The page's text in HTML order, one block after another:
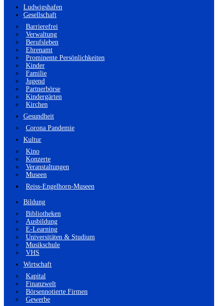
Ludwigshafen
Gesellschaft
Barrierefrei
Verwaltung
Berufsleben
Ehrenamt
Prominente Persönlichkeiten
Kinder
Familie
Jugend
Partnerbörse
Kindergärten
Kirchen
Gesundheit
Corona Pandemie
Kultur
Kino
Konzerte
Veranstaltungen
Museen
Reiss-Engelhorn-Museen
Bildung
Bibliotheken
Ausbildung
E-Learning
Universitäten & Studium
Musikschule
VHS
Wirtschaft
Kapital
Finanzwelt
Börsennotierte Firmen
Gewerbe